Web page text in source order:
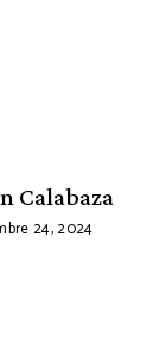
Calabaza
24, 2024